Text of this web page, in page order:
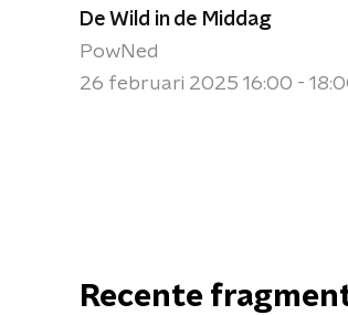
De Wild in de Middag
PowNed
26 februari 2025 16:00 -
Recente